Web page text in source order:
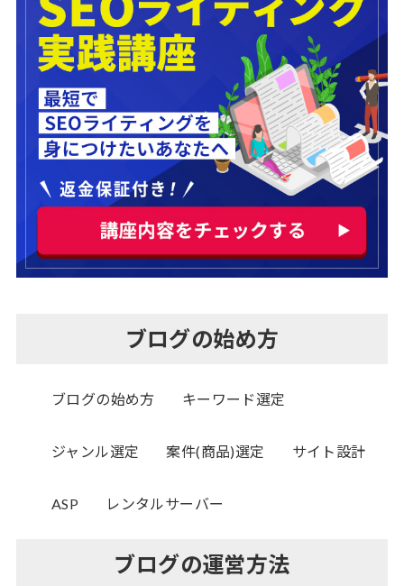
ブログの始め方
ブログの始め方 キーワード選定
ジャンル選定 案件(商品)選定 サイト設計
ASP レンタルサーバー
ブログの運営方法